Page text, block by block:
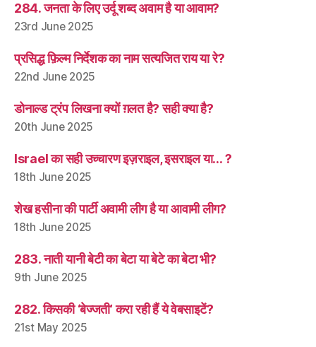
284. जनता के लिए उर्दू शब्द अवाम है या आवाम?
23rd June 2025
प्रसिद्ध फ़िल्म निर्देशक का नाम सत्यजित राय या रे?
22nd June 2025
डोनाल्ड ट्रंप लिखना क्यों ग़लत है? सही क्या है?
20th June 2025
Israel का सही उच्चारण इज़राइल, इसराइल या… ?
18th June 2025
शेख हसीना की पार्टी अवामी लीग है या आवामी लीग?
18th June 2025
283. नाती यानी बेटी का बेटा या बेटे का बेटा भी?
9th June 2025
282. किसकी ‘बेज्जती’ करा रही हैं ये वेबसाइटें?
21st May 2025